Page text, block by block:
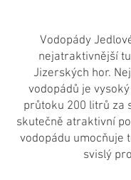
Vodopády
nejatraktivnější
Jizerských hor.
vodopádů je
průtoku 200 litrů za
skutečně atraktivní
vodopádu umocňuje
svislý